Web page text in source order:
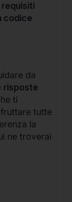
codice
da
risposte
ti
tutte
la
ne troverai